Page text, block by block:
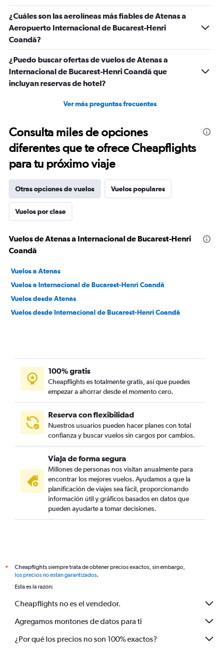
¿Cuáles son las aerolíneas más fiables de Atenas a
Aeropuerto Internacional de Bucarest-Henri
Coandă?
¿Puedo buscar ofertas de vuelos de Atenas a
Internacional de Bucarest-Henri Coandă que
incluyan reservas de hotel?
Ver más preguntas frecuentes
Consulta miles de opciones
diferentes que te ofrece Cheapflights
para tu próximo viaje
Otras opciones de vuelos Vuelos populares
Vuelos por clase
Vuelos de Atenas a Internacional de Bucarest-Henri
Coandă
Vuelos a Atenas
Vuelos a Internacional de Bucarest-Henri Coandă
Vuelos desde Atenas
Vuelos desde Internacional de Bucarest-Henri Coandă
100% gratis
Cheapflights es totalmente gratis, así que puedes
empezar a ahorrar desde el momento cero.
Reserva con flexibilidad
Nuestros usuarios pueden hacer planes con total
confianza y buscar vuelos sin cargos por cambios.
Viaja de forma segura
Millones de personas nos visitan anualmente para
encontrar los mejores vuelos. Ayudamos a que la
planificación de viajes sea fácil, proporcionando
información útil y gráficos basados en datos que
pueden ayudarte a tomar decisiones.
*
Cheapflights siempre trata de obtener precios exactos, sin embargo,
los precios no están garantizados.
Esta es la razón:
Cheapflights no es el vendedor.
Agregamos montones de datos para ti
¿Por qué los precios no son 100% exactos?